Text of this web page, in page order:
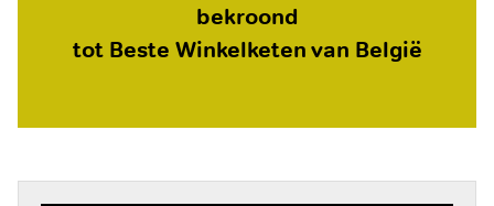
bekroond
tot Beste Winkelketen van België